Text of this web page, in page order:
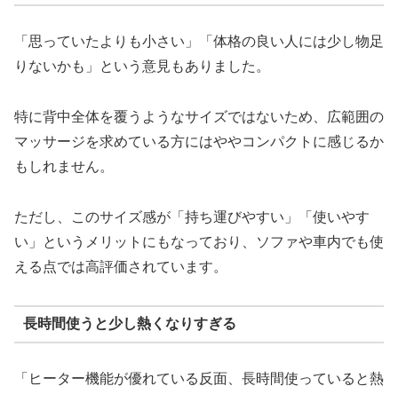
「思っていたよりも小さい」「体格の良い人には少し物足
りないかも」という意見もありました。
特に背中全体を覆うようなサイズではないため、広範囲の
マッサージを求めている方にはややコンパクトに感じるか
もしれません。
ただし、このサイズ感が「持ち運びやすい」「使いやす
い」というメリットにもなっており、ソファや車内でも使
える点では高評価されています。
長時間使うと少し熱くなりすぎる
「ヒーター機能が優れている反面、長時間使っていると熱